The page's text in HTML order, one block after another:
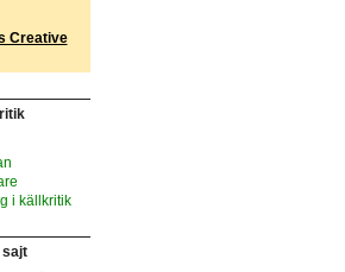
Creative
i källkritik
sajt